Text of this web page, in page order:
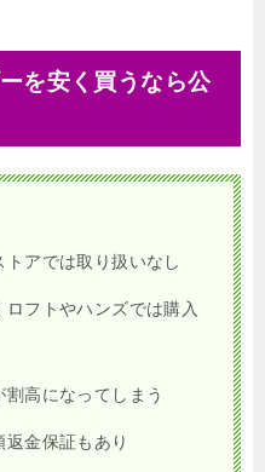
を安く買うなら公
アでは取り扱いなし
ロフトやハンズでは購入
高になってしまう
金保証もあり